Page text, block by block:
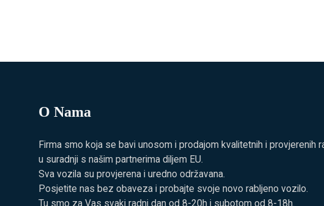
O Nama
Firma smo koja se bavi unosom i prodajom kvalitetnih i provjerenih
u suradnji s našim partnerima diljem EU.
Sva vozila su provjerena i uredno održavana.
Posjetite nas bez obaveza i probajte svoje novo rabljeno vozilo.
Tu smo za Vas svaki radni dan od 8-20h i subotom od 8-18h.